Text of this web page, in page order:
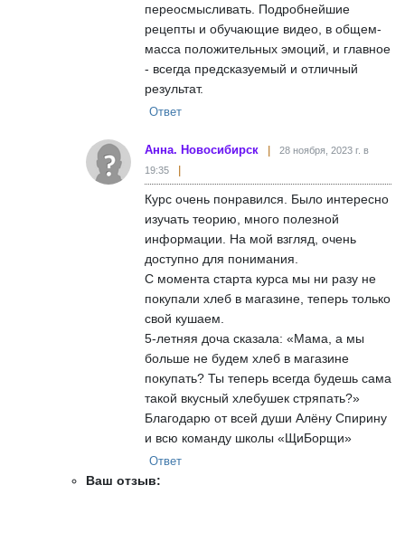
переосмысливать. Подробнейшие
рецепты и обучающие видео, в общем-
масса положительных эмоций, и главное
- всегда предсказуемый и отличный
результат.
Ответ
Анна. Новосибирск
28 ноября, 2023 г. в
19:35
Курс очень понравился. Было интересно
изучать теорию, много полезной
информации. На мой взгляд, очень
доступно для понимания.
С момента старта курса мы ни разу не
покупали хлеб в магазине, теперь только
свой кушаем.
5-летняя доча сказала: «Мама, а мы
больше не будем хлеб в магазине
покупать? Ты теперь всегда будешь сама
такой вкусный хлебушек стряпать?»
Благодарю от всей души Алёну Спирину
и всю команду школы «ЩиБорщи»
Ответ
Ваш отзыв: